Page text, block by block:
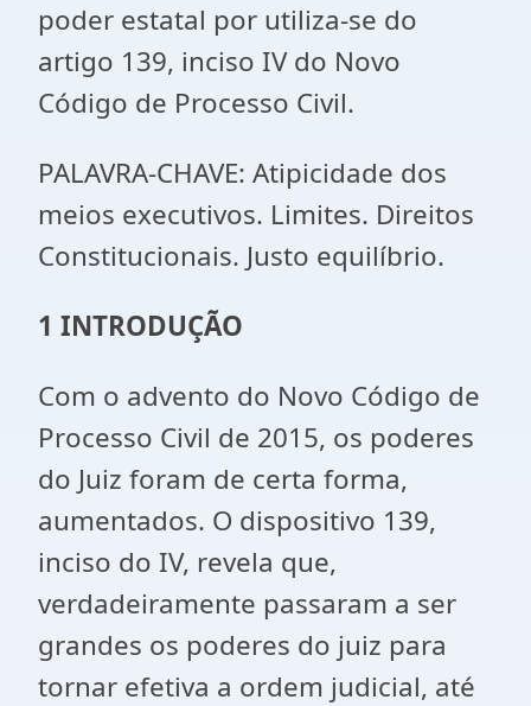
poder estatal por utiliza-se do
artigo 139, inciso IV do Novo
Código de Processo Civil.
PALAVRA-CHAVE: Atipicidade dos
meios executivos. Limites. Direitos
Constitucionais. Justo equilíbrio.
1 INTRODUÇÃO
Com o advento do Novo Código de
Processo Civil de 2015, os poderes
do Juiz foram de certa forma,
aumentados. O dispositivo 139,
inciso do IV, revela que,
verdadeiramente passaram a ser
grandes os poderes do juiz para
tornar efetiva a ordem judicial, até